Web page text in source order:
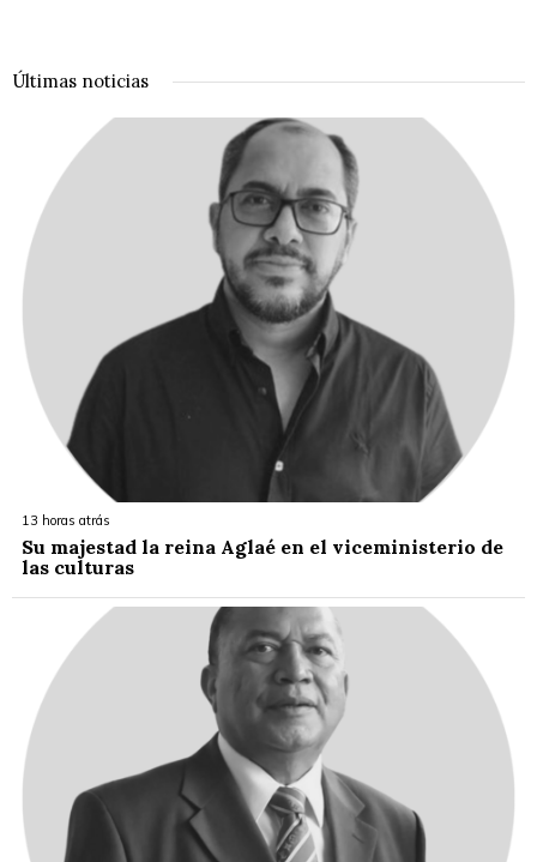
Últimas noticias
13 horas atrás
Su majestad la reina Aglaé en el viceministerio de
las culturas